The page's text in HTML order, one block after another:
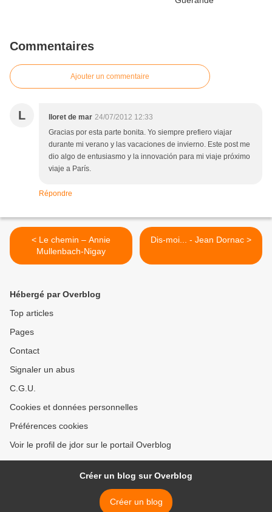
Commentaires
Ajouter un commentaire
L lloret de mar 24/07/2012 12:33
Gracias por esta parte bonita. Yo siempre prefiero viajar
durante mi verano y las vacaciones de invierno. Este post me
dio algo de entusiasmo y la innovación para mi viaje próximo
viaje a París.
Répondre
< Le chemin – Annie
Mullenbach-Nigay
Dis-moi... - Jean Dornac >
Hébergé par Overblog
Top articles
Pages
Contact
Signaler un abus
C.G.U.
Cookies et données personnelles
Préférences cookies
Voir le profil de jdor sur le portail Overblog
Créer un blog sur Overblog
Créer un blog